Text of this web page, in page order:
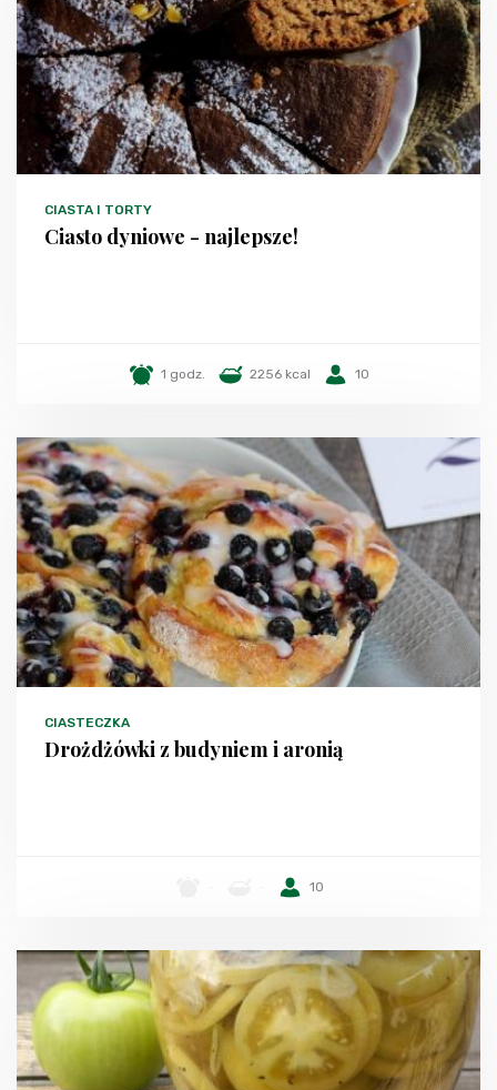
CIASTA I TORTY
Ciasto dyniowe - najlepsze!
1 godz. 2256 kcal 10
CIASTECZKA
Drożdżówki z budyniem i aronią
10